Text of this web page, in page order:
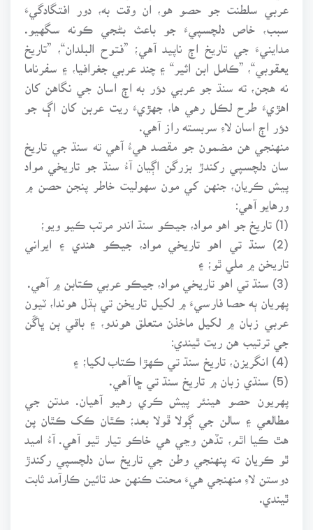
عربي سلطنت جو حصو هو، ان وقت به، دور افتگادگيءَ
سبب، خاص دلچسپيءَ جو باعث بڻجي ڪونه سگهيو.
مداينيءَ جي تاريخ اڄ ناپيد آهي؛ ”فتوح البلدان“، ”تاريخ
يعقوبي“، ”ڪامل ابن اثير“ ۽ چند عربي جغرافيا، ۽ سفرناما
نه هجن، ته سنڌ جو عربي دﺆر به اڄ اسان جي نگاهن کان
اهڙيءَ طرح لڪل رهي ها، جهڙيءَ ريت عربن کان اڳ جو
دﺆر اڄ اسان لاءِ سربسته راز آهي.
منهنجي هن مضمون جو مقصد هيءُ آهي ته سنڌ جي تاريخ
سان دلچسپي رکندڙ بزرگن اڳيان آءُ سنڌ جو تاريخي مواد
پيش ڪريان، جنهن کي مون سهوليت خاطر پنجن حصن ۾
ورهايو آهي:
(1) تاريخ جو اهو مواد، جيڪو سنڌ اندر مرتب ڪيو ويو؛
(2) سنڌ تي اهو تاريخي مواد، جيڪو هندي ۽ ايراني
تاريخن ۾ ملي ٿو؛ ۽
(3) سنڌ تي اهو تاريخي مواد، جيڪو عربي ڪتابن ۾ آهي.
پهريان ٻه حصا فارسيءَ ۾ لکيل تاريخن تي ٻڌل هوندا، ٽيون
عربي زبان ۾ لکيل ماخذن متعلق هوندو، ۽ باقي ٻن ڀاڱن
جي ترتيب هن ريت ٿيندي:
(4) انگريزن، تاريخ سنڌ تي ڪهڙا ڪتاب لکيا؛ ۽
(5) سنڌي زبان ۾ تاريخ سنڌ تي ڇا آهي.
پهريون حصو هينئر پيش ڪري رهيو آهيان. مدتن جي
مطالعي ۽ سالن جي ڳولا ڦولا بعد؛ ڪٿان ڪک ڪٿان پن
هٿ ڪيا اٿم، تڏهن وڃي هي خاڪو تيار ٿيو آهي. آءُ اميد
ٿو ڪريان ته پنهنجي وطن جي تاريخ سان دلچسپي رکندڙ
دوستن لاءِ منهنجي هيءَ محنت ڪنهن حد تائين ڪارآمد ثابت
ٿيندي.